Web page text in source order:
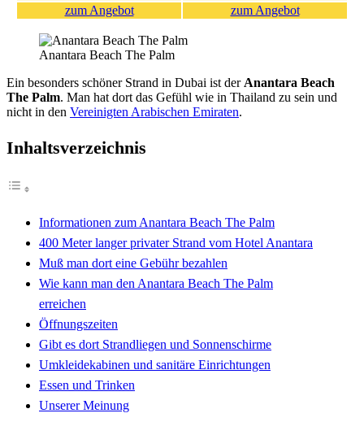
zum Angebot
zum Angebot
Anantara Beach The Palm
Ein besonders schöner Strand in Dubai ist der Anantara Beach
The Palm. Man hat dort das Gefühl wie in Thailand zu sein und
nicht in den Vereinigten Arabischen Emiraten.
Inhaltsverzeichnis
Informationen zum Anantara Beach The Palm
400 Meter langer privater Strand vom Hotel Anantara
Muß man dort eine Gebühr bezahlen
Wie kann man den Anantara Beach The Palm
erreichen
Öffnungszeiten
Gibt es dort Strandliegen und Sonnenschirme
Umkleidekabinen und sanitäre Einrichtungen
Essen und Trinken
Unserer Meinung